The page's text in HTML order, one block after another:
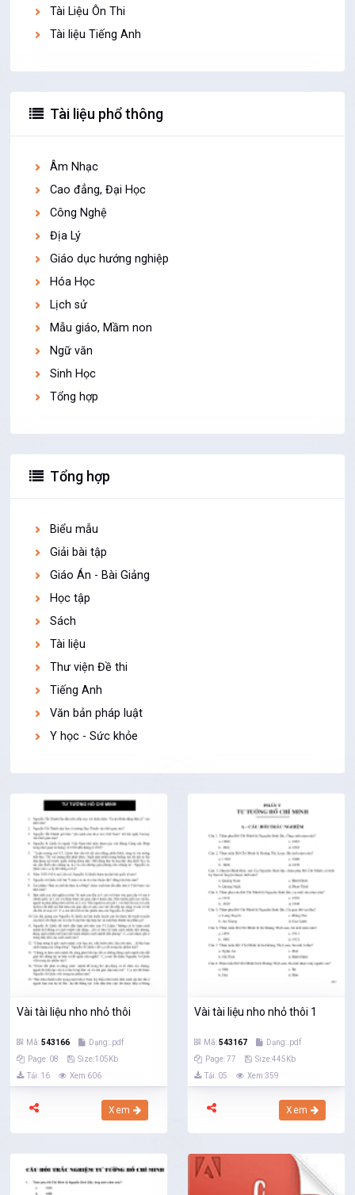
Tài Liệu Ôn Thi
Tài liệu Tiếng Anh
Tài liệu phổ thông
Âm Nhạc
Cao đẳng, Đại Học
Công Nghệ
Địa Lý
Giáo dục hướng nghiệp
Hóa Học
Lịch sử
Mẫu giáo, Mầm non
Ngữ văn
Sinh Học
Tổng hợp
Tổng hợp
Biểu mẫu
Giải bài tập
Giáo Án - Bài Giảng
Học tập
Sách
Tài liệu
Thư viện Đề thi
Tiếng Anh
Văn bản pháp luật
Y học - Sức khỏe
Vài tài liệu nho nhỏ thôi
Mã:543166
Dạng:.pdf
Page: 08
Size:105Kb
Tải: 16
Xem:606
Xem
Vài tài liệu nho nhỏ thôi 1
Mã:543167
Dạng:.pdf
Page: 77
Size:445Kb
Tải: 05
Xem:359
Xem